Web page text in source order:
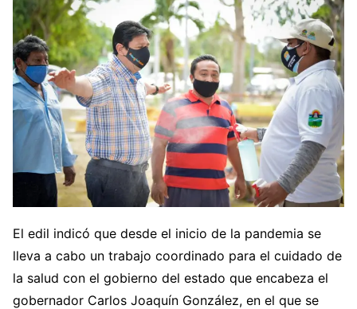
El edil indicó que desde el inicio de la pandemia se
lleva a cabo un trabajo coordinado para el cuidado de
la salud con el gobierno del estado que encabeza el
gobernador Carlos Joaquín González, en el que se